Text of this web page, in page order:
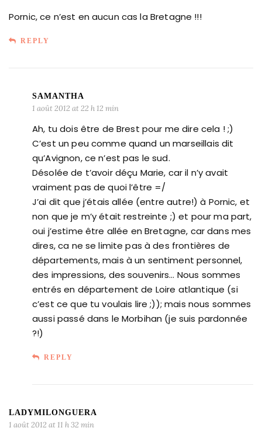
Pornic, ce n’est en aucun cas la Bretagne !!!
REPLY
SAMANTHA
1 août 2012 at 22 h 12 min
Ah, tu dois être de Brest pour me dire cela ! ;)
C’est un peu comme quand un marseillais dit
qu’Avignon, ce n’est pas le sud.
Désolée de t’avoir déçu Marie, car il n’y avait
vraiment pas de quoi l’être =/
J’ai dit que j’étais allée (entre autre!) à Pornic, et
non que je m’y était restreinte ;) et pour ma part,
oui j’estime être allée en Bretagne, car dans mes
dires, ca ne se limite pas à des frontières de
départements, mais à un sentiment personnel,
des impressions, des souvenirs… Nous sommes
entrés en département de Loire atlantique (si
c’est ce que tu voulais lire ;)); mais nous sommes
aussi passé dans le Morbihan (je suis pardonnée
?!)
REPLY
LADYMILONGUERA
1 août 2012 at 11 h 32 min